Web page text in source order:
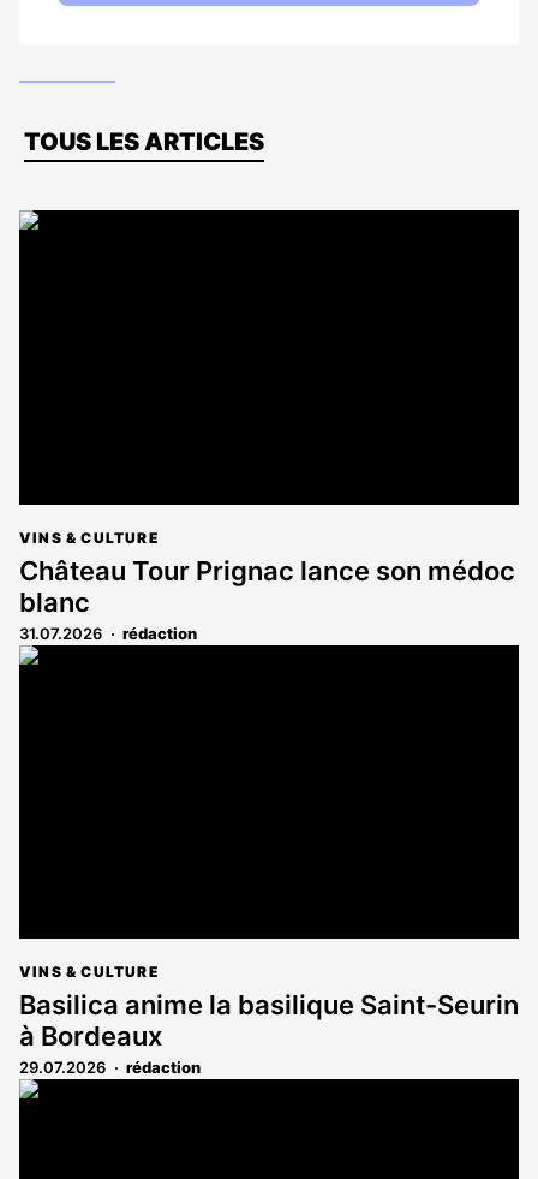
Dernières
TOUS LES ARTICLES
VINS & CULTURE
Château Tour Prignac lance son médoc
blanc
31.07.2026 rédaction
VINS & CULTURE
Basilica anime la basilique Saint-Seurin
à Bordeaux
29.07.2026 rédaction